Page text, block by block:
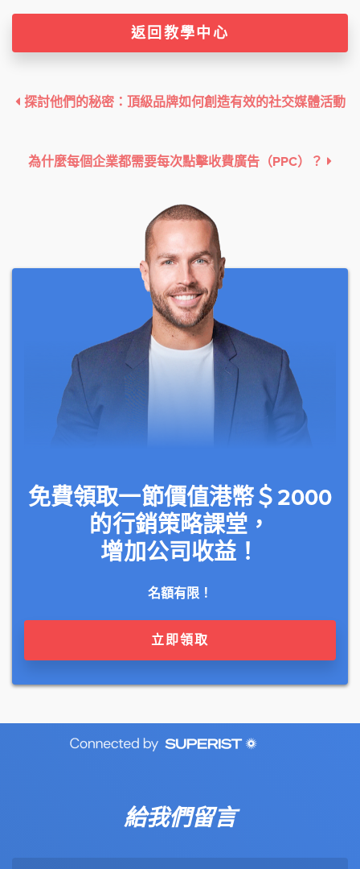
返回教學中心
探討他們的秘密：頂級品牌如何創造有效的社交媒體活動
為什麼每個企業都需要每次點擊收費廣告（PPC）？
免費領取一節價值港幣＄2000
的行銷策略課堂，
增加公司收益！
名額有限！
立即領取
給我們留言